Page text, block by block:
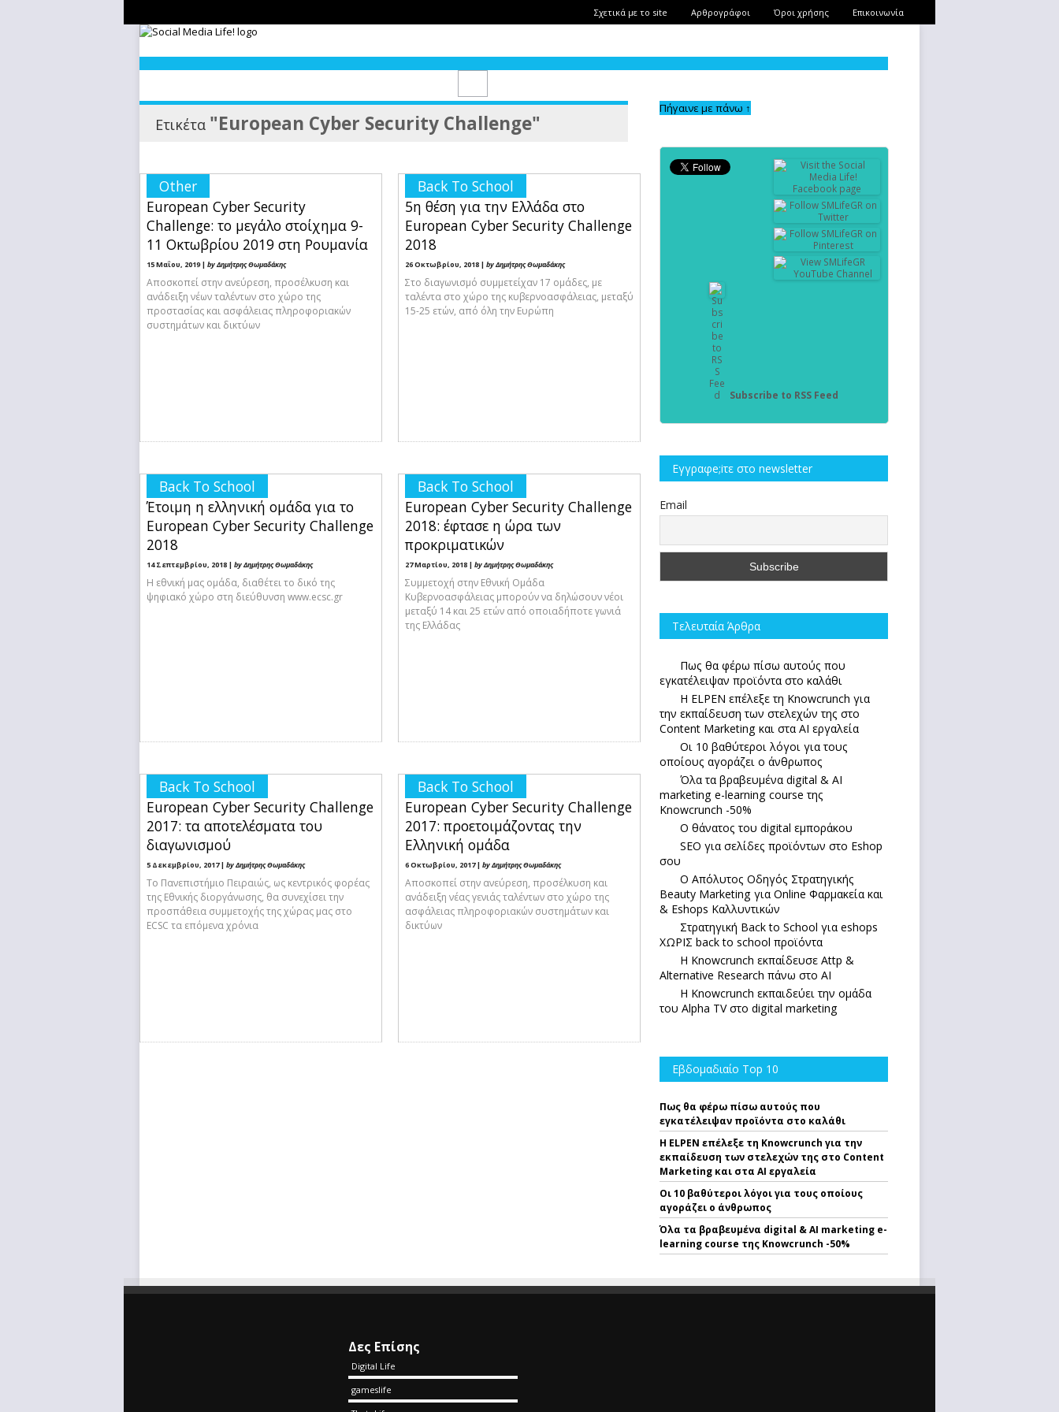
Σχετικά με το site Αρθρογράφοι Όροι χρήσης Επικοινωνία
Ετικέτα "European Cyber Security Challenge"
Other
European Cyber Security
Challenge: τo μεγάλο στοίχημα 9-
11 Οκτωβρίου 2019 στη Ρουμανία
15 Μαΐου, 2019 | by Δημήτρης Θωμαδάκης
Αποσκοπεί στην ανεύρεση, προσέλκυση και
ανάδειξη νέων ταλέντων στο χώρο της
προστασίας και ασφάλειας πληροφοριακών
συστημάτων και δικτύων
Back To School
5η θέση για την Ελλάδα στο
European Cyber Security Challenge
2018
26 Οκτωβρίου, 2018 | by Δημήτρης Θωμαδάκης
Στο διαγωνισμό συμμετείχαν 17 ομάδες, με
ταλέντα στο χώρο της κυβερνοασφάλειας, μεταξύ
15-25 ετών, από όλη την Ευρώπη
Back To School
Έτοιμη η ελληνική ομάδα για το
European Cyber Security Challenge
2018
14 Σεπτεμβρίου, 2018 | by Δημήτρης Θωμαδάκης
Η εθνική μας ομάδα, διαθέτει το δικό της
ψηφιακό χώρο στη διεύθυνση www.ecsc.gr
Back To School
European Cyber Security Challenge
2018: έφτασε η ώρα των
προκριματικών
27 Μαρτίου, 2018 | by Δημήτρης Θωμαδάκης
Συμμετοχή στην Εθνική Ομάδα
Κυβερνοασφάλειας μπορούν να δηλώσουν νέοι
μεταξύ 14 και 25 ετών από οποιαδήποτε γωνιά
της Ελλάδας
Back To School
European Cyber Security Challenge
2017: τα αποτελέσματα του
διαγωνισμού
5 Δεκεμβρίου, 2017 | by Δημήτρης Θωμαδάκης
Το Πανεπιστήμιο Πειραιώς, ως κεντρικός φορέας
της Εθνικής διοργάνωσης, θα συνεχίσει την
προσπάθεια συμμετοχής της χώρας μας στο
ECSC τα επόμενα χρόνια
Back To School
European Cyber Security Challenge
2017: προετοιμάζοντας την
Ελληνική ομάδα
6 Οκτωβρίου, 2017 | by Δημήτρης Θωμαδάκης
Αποσκοπεί στην ανεύρεση, προσέλκυση και
ανάδειξη νέας γενιάς ταλέντων στο χώρο της
ασφάλειας πληροφοριακών συστημάτων και
δικτύων
Πήγαινε με πάνω ↑
Subscribe to RSS Feed
Εγγραφe;iτε στο newsletter
Email
Τελευταία Άρθρα
Πως θα φέρω πίσω αυτούς που
εγκατέλειψαν προϊόντα στο καλάθι
Η ELPEN επέλεξε τη Knowcrunch για
την εκπαίδευση των στελεχών της στο
Content Marketing και στα AI εργαλεία
Οι 10 βαθύτεροι λόγοι για τους
οποίους αγοράζει ο άνθρωπος
Όλα τα βραβευμένα digital & AI
marketing e-learning course της
Knowcrunch -50%
Ο θάνατος του digital εμποράκου
SEO για σελίδες προϊόντων στο Eshop
σου
Ο Απόλυτoς Οδηγός Στρατηγικής
Beauty Marketing για Online Φαρμακεία και
& Eshops Καλλυντικών
Στρατηγική Back to School για eshops
ΧΩΡΙΣ back to school προϊόντα
Η Knowcrunch εκπαίδευσε Attp &
Alternative Research πάνω στο ΑΙ
Η Knowcrunch εκπαιδεύει την ομάδα
του Alpha TV στο digital marketing
Εβδομαδιαίο Top 10
Πως θα φέρω πίσω αυτούς που
εγκατέλειψαν προϊόντα στο καλάθι
Η ELPEN επέλεξε τη Knowcrunch για την
εκπαίδευση των στελεχών της στο Content
Marketing και στα AI εργαλεία
Οι 10 βαθύτεροι λόγοι για τους οποίους
αγοράζει ο άνθρωπος
Όλα τα βραβευμένα digital & AI marketing e-
learning course της Knowcrunch -50%
Δες Επίσης
Digital Life
gameslife